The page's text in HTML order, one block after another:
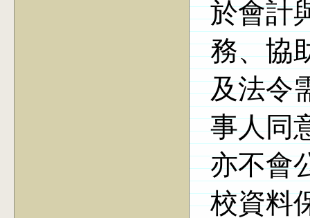
於會計
務、協
及法令
事人同
亦不會
校資料